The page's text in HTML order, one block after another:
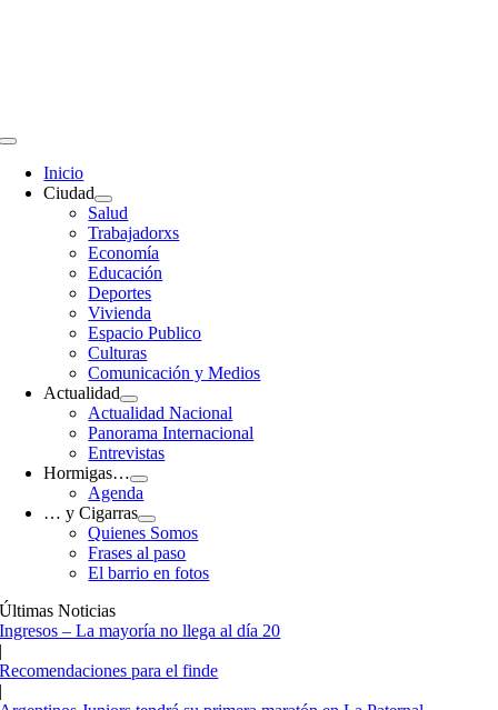
Toggle
Navigation
Inicio
Ciudad
Salud
Trabajadorxs
Economía
Educación
Deportes
Vivienda
Espacio Publico
Culturas
Comunicación y Medios
Actualidad
Actualidad Nacional
Panorama Internacional
Entrevistas
Hormigas…
Agenda
… y Cigarras
Quienes Somos
Frases al paso
El barrio en fotos
Últimas Noticias
Ingresos – La mayoría no llega al día 20
|
Recomendaciones para el finde
|